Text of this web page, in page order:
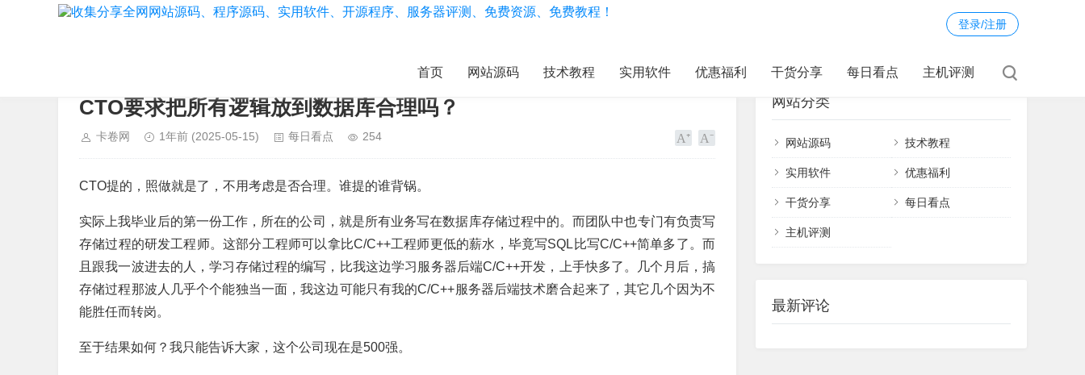
登录/注册
首页 网站源码 技术教程 实用软件 优惠福利 干货分享 每日看点 主机评测
CTO要求把所有逻辑放到数据库合理吗？
卡卷网 1年前 (2025-05-15) 每日看点 254
CTO提的，照做就是了，不用考虑是否合理。谁提的谁背锅。
实际上我毕业后的第一份工作，所在的公司，就是所有业务写在数据库存储过程中的。而团队中也专门有负责写
存储过程的研发工程师。这部分工程师可以拿比C/C++工程师更低的薪水，毕竟写SQL比写C/C++简单多了。而
且跟我一波进去的人，学习存储过程的编写，比我这边学习服务器后端C/C++开发，上手快多了。几个月后，搞
存储过程那波人几乎个个能独当一面，我这边可能只有我的C/C++服务器后端技术磨合起来了，其它几个因为不
能胜任而转岗。
至于结果如何？我只能告诉大家，这个公司现在是500强。
网站分类
网站源码 技术教程
实用软件 优惠福利
干货分享 每日看点
主机评测
最新评论